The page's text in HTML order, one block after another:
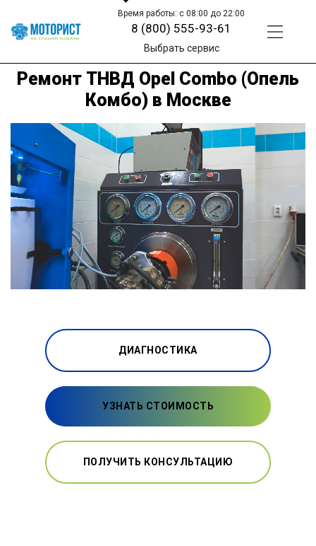
Время работы: с 08:00 до 22:00
8 (800) 555-93-61
Выбрать сервис
Ремонт ТНВД Opel Combo (Опель
Комбо) в Москве
ДИАГНОСТИКА
УЗНАТЬ СТОИМОСТЬ
ПОЛУЧИТЬ КОНСУЛЬТАЦИЮ